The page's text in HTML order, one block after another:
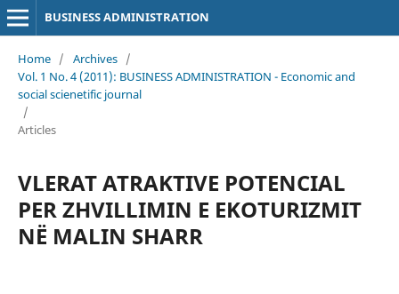
BUSINESS ADMINISTRATION
Home / Archives /
Vol. 1 No. 4 (2011): BUSINESS ADMINISTRATION - Economic and
social scienetific journal
/
Articles
VLERAT ATRAKTIVE POTENCIAL
PER ZHVILLIMIN E EKOTURIZMIT
NË MALIN SHARR